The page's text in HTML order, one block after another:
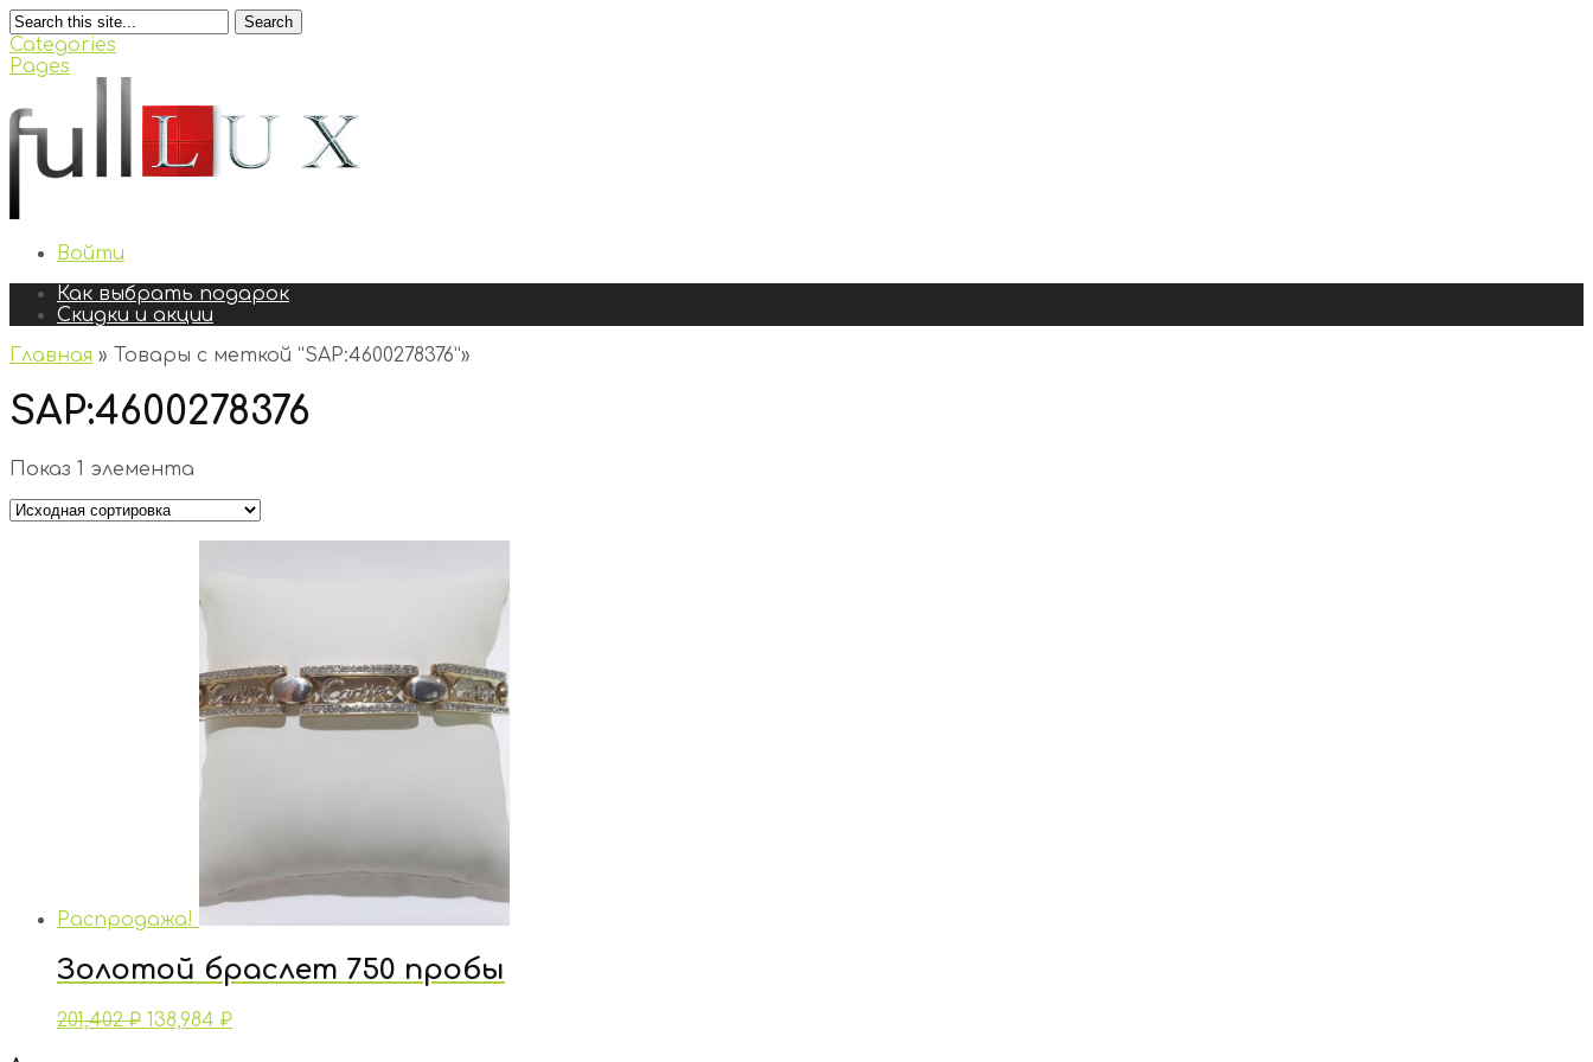
Search
Categories
Pages
Войти
Как выбрать подарок
Скидки и акции
Главная » Товары с меткой “SAP:4600278376”»
SAP:4600278376
Показ 1 элемента
Распродажа!
Золотой браслет 750 пробы
201,402₽ 138,984 ₽